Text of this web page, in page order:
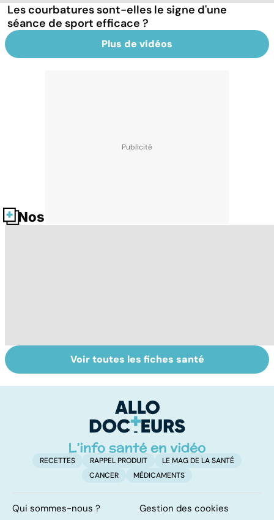
Les courbatures sont-elles le signe d'une
séance de sport efficace ?
Plus de vidéos
Nos fiches santé
Comment tenir
ses bonnes
Muscler ses
abdos pour
ventre plat
Voir toutes les fiches santé
RECETTES RAPPEL PRODUIT
LE MAG DE LA SANTÉ
CANCER
MÉDICAMENTS
Qui sommes-nous ?
Gestion des cookies